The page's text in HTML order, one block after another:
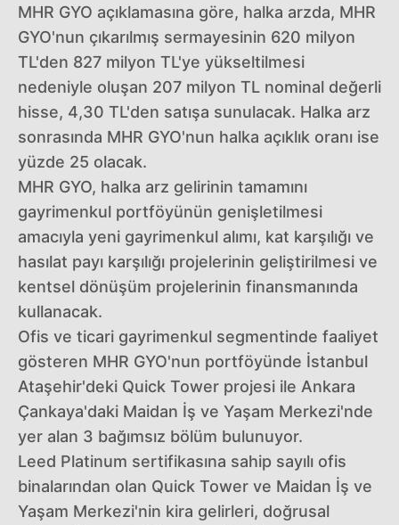
MHR GYO açıklamasına göre, halka arzda, MHR
GYO'nun çıkarılmış sermayesinin 620 milyon
TL'den 827 milyon TL'ye yükseltilmesi
nedeniyle oluşan 207 milyon TL nominal değerli
hisse, 4,30 TL'den satışa sunulacak. Halka arz
sonrasında MHR GYO'nun halka açıklık oranı ise
yüzde 25 olacak.
MHR GYO, halka arz gelirinin tamamını
gayrimenkul portföyünün genişletilmesi
amacıyla yeni gayrimenkul alımı, kat karşılığı ve
hasılat payı karşılığı projelerinin geliştirilmesi ve
kentsel dönüşüm projelerinin finansmanında
kullanacak.
Ofis ve ticari gayrimenkul segmentinde faaliyet
gösteren MHR GYO'nun portföyünde İstanbul
Ataşehir'deki Quick Tower projesi ile Ankara
Çankaya'daki Maidan İş ve Yaşam Merkezi'nde
yer alan 3 bağımsız bölüm bulunuyor.
Leed Platinum sertifikasına sahip sayılı ofis
binalarından olan Quick Tower ve Maidan İş ve
Yaşam Merkezi'nin kira gelirleri, doğrusal